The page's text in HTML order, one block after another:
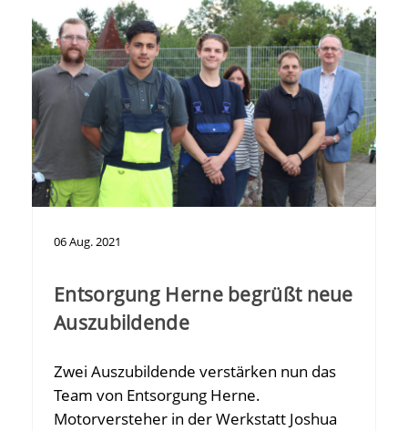
06Aug.2021
Entsorgung Herne begrüßt neue
Auszubildende
Zwei Auszubildende verstärken nun das
Team von Entsorgung Herne.
Motorversteher in der Werkstatt Joshua